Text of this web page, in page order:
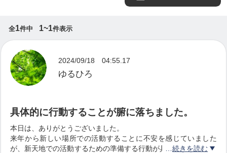
全1件中 1~1件表示
2024/09/18 04:55.17
ゆるひろ
具体的に行動することが腑に落ちました。
本日は、ありがとうございました。
来年から新しい場所での活動することに不安を感じていました
が、新天地での活動するための準備する行動が具体的にわかり安
続きを読む